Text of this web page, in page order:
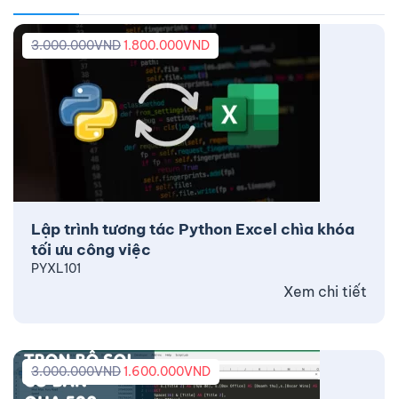
Lập trình tương tác Python Excel chìa khóa
tối ưu công việc
3.000.000VND1.800.000VND
PYXL101
Xem chi tiết
3.000.000VND1.600.000VND